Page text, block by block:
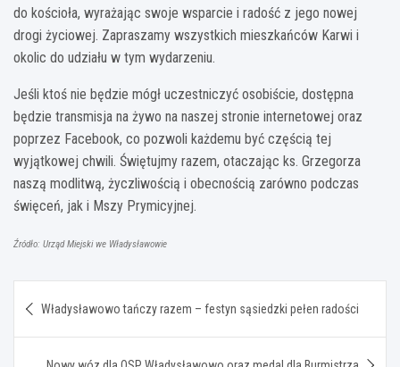
do kościoła, wyrażając swoje wsparcie i radość z jego nowej
drogi życiowej. Zapraszamy wszystkich mieszkańców Karwi i
okolic do udziału w tym wydarzeniu.
Jeśli ktoś nie będzie mógł uczestniczyć osobiście, dostępna
będzie transmisja na żywo na naszej stronie internetowej oraz
poprzez Facebook, co pozwoli każdemu być częścią tej
wyjątkowej chwili. Świętujmy razem, otaczając ks. Grzegorza
naszą modlitwą, życzliwością i obecnością zarówno podczas
święceń, jak i Mszy Prymicyjnej.
Źródło: Urząd Miejski we Władysławowie
wpisu
Władysławowo tańczy razem – festyn sąsiedzki pełen radości